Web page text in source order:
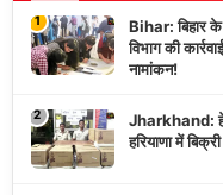
1
Bihar: बिहार के
विभाग की
नामांकन!
2
Jharkhand:
हरियाणा में